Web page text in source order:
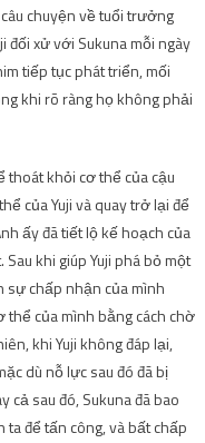
chuyện về tuổi trưởng
đối xử với Sukuna mỗi ngày
tiếp tục phát triển, mối
khi rõ ràng họ không phải
thoát khỏi cơ thể của cậu
của Yuji và quay trở lại để
ấy đã tiết lộ kế hoạch của
khi giúp Yuji phá bỏ một
sự chấp nhận của mình
thể của mình bằng cách chờ
khi Yuji không đáp lại,
dù nỗ lực sau đó đã bị
cả sau đó, Sukuna đã bao
ta để tấn công, và bất chấp